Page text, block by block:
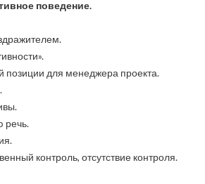
поведение.
позиции для менеджера проекта.
речь.
контроль, отсутствие контроля.